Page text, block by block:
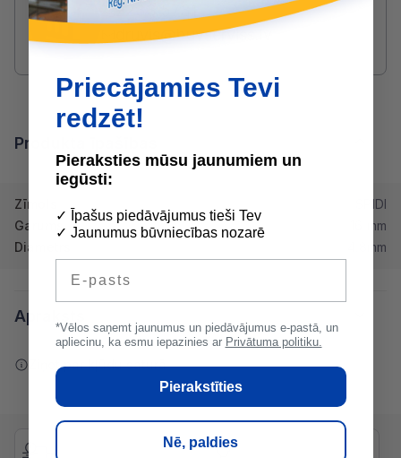
2233 5731
druvis@buvserviss.lv
Produkta īpašības
Zīmols
SPIDI
Garums
16 mm
Diametrs
4.8mm
Apraksts
Ziņot par kļūdu saturā
Priecājamies Tevi
redzēt!
Pieraksties mūsu jaunumiem un
iegūsti:
✓ Īpašus piedāvājumus tieši Tev
✓ Jaunumus būvniecības nozarē
*Vēlos saņemt jaunumus un piedāvājumus e-pastā, un
apliecinu, ka esmu iepazinies ar Privātuma politiku.
Pierakstīties
Nē, paldies